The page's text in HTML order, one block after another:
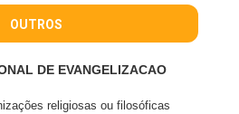
OUTROS
DE EVANGELIZACAO
religiosas ou filosóficas